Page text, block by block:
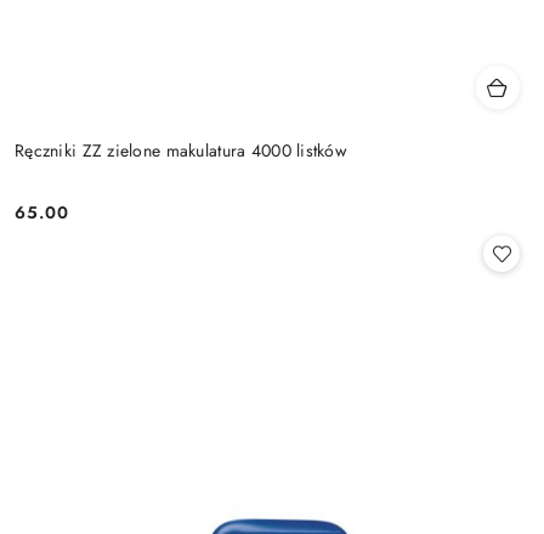
Ręczniki ZZ zielone makulatura 4000 listków
Cena:
65.00